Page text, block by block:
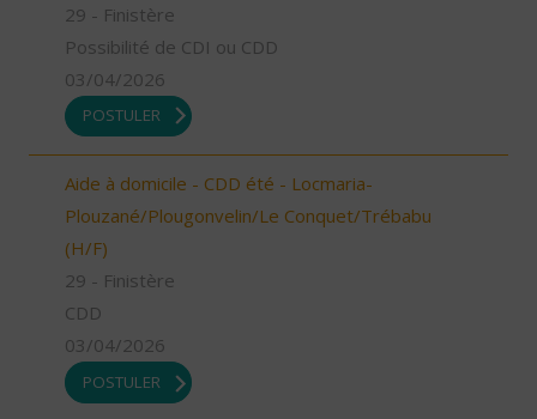
29 - Finistère
Possibilité de CDI ou CDD
03/04/2026
POSTULER
Aide à domicile - CDD été - Locmaria-
Plouzané/Plougonvelin/Le Conquet/Trébabu
(H/F)
29 - Finistère
CDD
03/04/2026
POSTULER